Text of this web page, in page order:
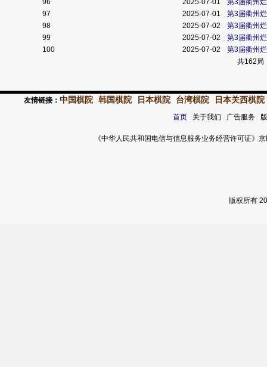
96
2025-07-01
第3届衢州
97
2025-07-01
第3届衢州
98
2025-07-02
第3届衢州
99
2025-07-02
第3届衢州
100
2025-07-02
第3届衢州
共162
友情链接： 中国棋院 韩国棋院 日本棋院 台湾棋院 日本关西棋院
首页关于我们 广告服务
《中华人民共和国电信与信息服务业务经营许可证
版权所有